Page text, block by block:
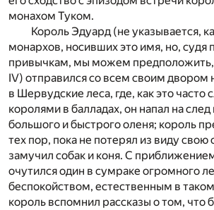
монахом Туком.
Король Эдуард (не указывается,
монархов, носивших это имя, но, судя
привычкам, мы можем предположить,
IV) отправился со всем своим двором
в Шервудские леса, где, как это часто
королями в балладах, он напал на
большого и быстрого оленя; король
тех пор, пока не потерял из виду свою
замучил собак и коня. С
очутился один в сумраке огромного
беспокойством, естественным в
король вспомнил рассказы о том, что